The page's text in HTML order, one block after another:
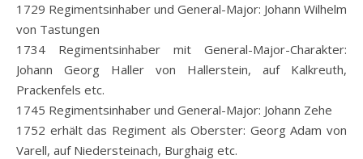
1729 Regimentsinhaber und General-Major: Johann Wilhelm
von Tastungen
1734 Regimentsinhaber mit General-Major-Charakter:
Johann Georg Haller von Hallerstein, auf Kalkreuth,
Prackenfels etc.
1745 Regimentsinhaber und General-Major: Johann Zehe
1752 erhält das Regiment als Oberster: Georg Adam von
Varell, auf Niedersteinach, Burghaig etc.